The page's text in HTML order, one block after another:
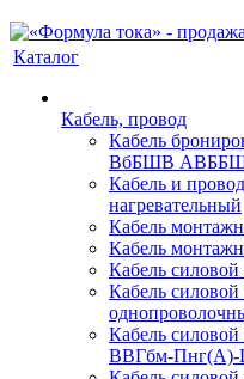
Каталог
Кабель, провод
Кабель
ВбБШВ
Кабель и провод
нагревательный
Кабель
Кабель
Кабель
Кабель
Кабель
ВВГбм-Пнг(А)-